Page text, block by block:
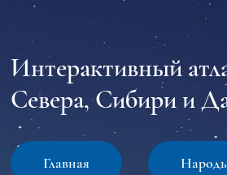
Интерактивный
Севера, Сибири и
Главная